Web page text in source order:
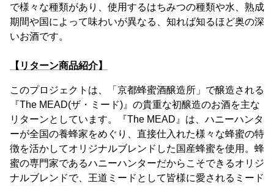
で様々な種類があり、使用するはちみつの種類や水、熟成
期間や国によって味わいが異なる、知れば知るほど奥の深
いお酒です。
【リターン商品紹介】
このプロジェクトは、「京都蜂蜜酒醸造所」で醸造される
『The MEAD(ザ・ミード)』の貴重な初醸造のお酒を主な
リターンとしています。『The MEAD』は、ハニーハンタ
ーが全国の養蜂家をめぐり、直接仕入れた様々な蜂蜜の特
徴を活かしてオリジナルブレンドした国産蜂蜜を使用。蜂
蜜の専門家であるハニーハンターだからこそできるオリジ
ナルブレンドで、王道ミードとして皆様に愛されるミード